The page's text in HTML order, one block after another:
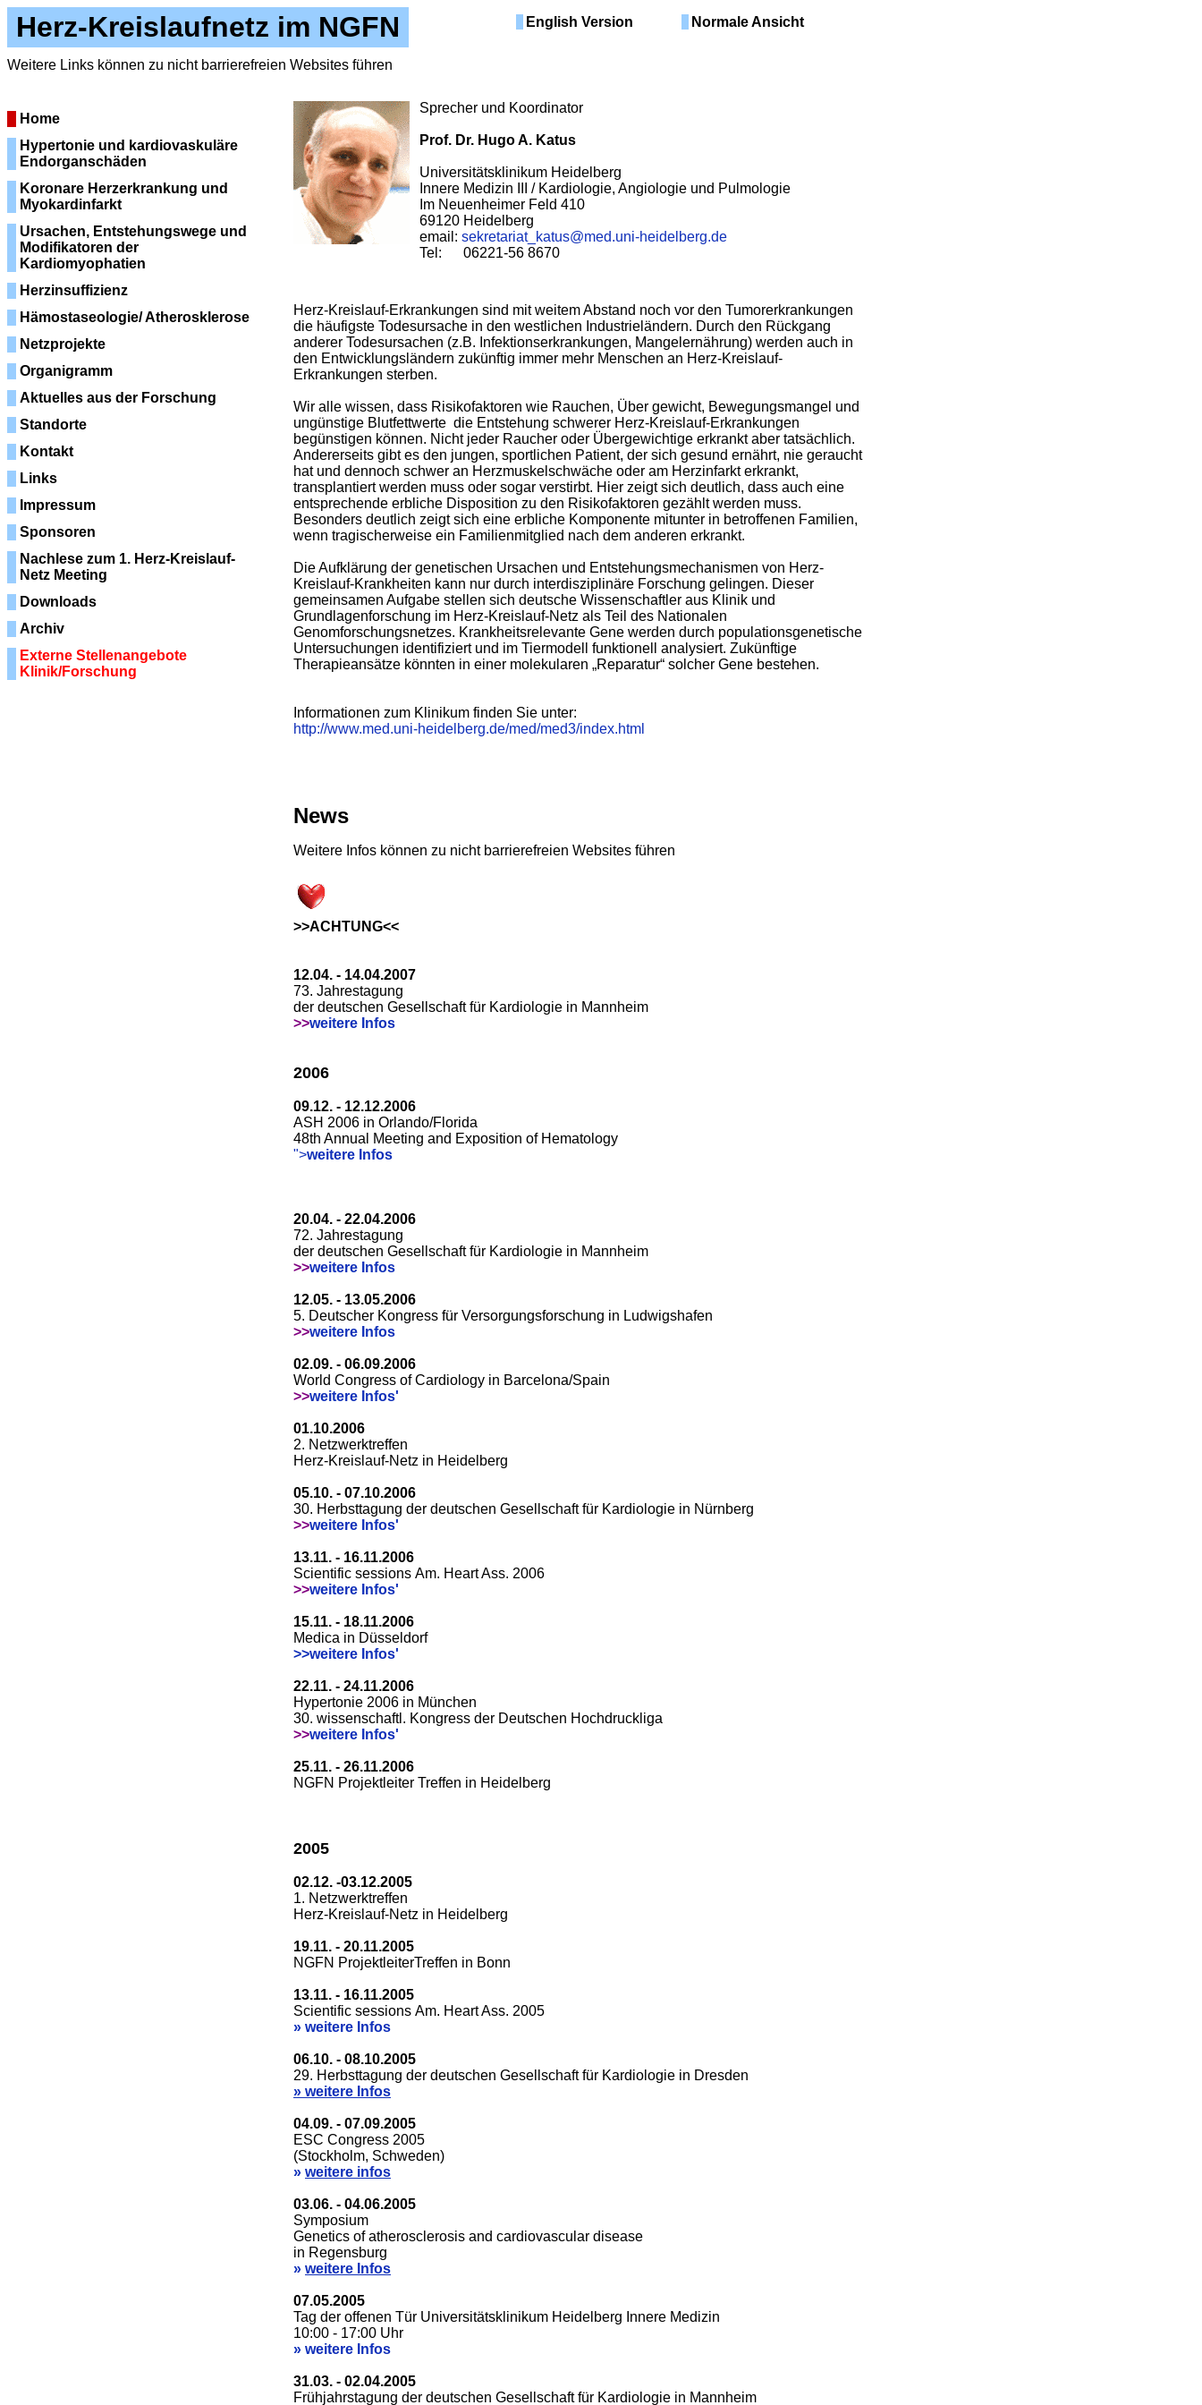
Herz-Kreislaufnetz im NGFN English Version Normale Ansicht
Weitere Links können zu nicht barrierefreien Websites führen
Home
Hypertonie und kardiovaskuläre
Endorganschäden
Koronare Herzerkrankung und
Myokardinfarkt
Ursachen, Entstehungswege und
Modifikatoren der
Kardiomyophatien
Herzinsuffizienz
Hämostaseologie/ Atherosklerose
Netzprojekte
Organigramm
Aktuelles aus der Forschung
Standorte
Kontakt
Links
Impressum
Sponsoren
Nachlese zum 1. Herz-Kreislauf-
Netz Meeting
Downloads
Archiv
Externe Stellenangebote
Klinik/Forschung
Sprecher und Koordinator
Prof. Dr. Hugo A. Katus
Universitätsklinikum Heidelberg
Innere Medizin III / Kardiologie, Angiologie und Pulmologie
Im Neuenheimer Feld 410
69120 Heidelberg
email: sekretariat_katus@med.uni-heidelberg.de
Tel: 06221-56 8670
Herz-Kreislauf-Erkrankungen sind mit weitem Abstand noch vor den Tumorerkrankungen
die häufigste Todesursache in den westlichen Industrieländern. Durch den Rückgang
anderer Todesursachen (z.B. Infektionserkrankungen, Mangelernährung) werden auch in
den Entwicklungsländern zukünftig immer mehr Menschen an Herz-Kreislauf-
Erkrankungen sterben.
Wir alle wissen, dass Risikofaktoren wie Rauchen, Über gewicht, Bewegungsmangel und
ungünstige Blutfettwerte die Entstehung schwerer Herz-Kreislauf-Erkrankungen
begünstigen können. Nicht jeder Raucher oder Über­gewichtige erkrankt aber tatsächlich.
Andererseits gibt es den jungen, sportlichen Patient, der sich gesund ernährt, nie geraucht
hat und dennoch schwer an Herzmuskelschwäche oder am Herzinfarkt erkrankt,
transplantiert werden muss oder sogar verstirbt. Hier zeigt sich deutlich, dass auch eine
entsprechende erbliche Disposition zu den Risikofaktoren gezählt werden muss.
Besonders deutlich zeigt sich eine erbliche Komponente mitunter in betroffenen Familien,
wenn tragischerweise ein Familienmitglied nach dem anderen erkrankt.
Die Aufklärung der genetischen Ursachen und Entstehungsmechanismen von Herz-
Kreislauf-Krankheiten kann nur durch interdisziplinäre Forschung gelingen. Dieser
gemeinsamen Aufgabe stellen sich deutsche Wissenschaftler aus Klinik und
Grundlagenforschung im Herz-Kreislauf-Netz als Teil des Nationalen
Genomforschungsnetzes. Krankheitsrelevante Gene werden durch populationsgenetische
Untersuchungen identifiziert und im Tiermodell funktionell analysiert. Zukünftige
Therapieansätze könnten in einer molekularen „Reparatur“ solcher Gene bestehen.
Informationen zum Klinikum finden Sie unter:
http://www.med.uni-heidelberg.de/med/med3/index.html
News
Weitere Infos können zu nicht barrierefreien Websites führen
>>ACHTUNG<<
12.04. - 14.04.2007
73. Jahrestagung
der deutschen Gesellschaft für Kardiologie in Mannheim
>>weitere Infos
2006
09.12. - 12.12.2006
ASH 2006 in Orlando/Florida
48th Annual Meeting and Exposition of Hematology
">weitere Infos
20.04. - 22.04.2006
72. Jahrestagung
der deutschen Gesellschaft für Kardiologie in Mannheim
>>weitere Infos
12.05. - 13.05.2006
5. Deutscher Kongress für Versorgungsforschung in Ludwigshafen
>>weitere Infos
02.09. - 06.09.2006
World Congress of Cardiology in Barcelona/Spain
>>weitere Infos'
01.10.2006
2. Netzwerktreffen
Herz-Kreislauf-Netz in Heidelberg
05.10. - 07.10.2006
30. Herbsttagung der deutschen Gesellschaft für Kardiologie in Nürnberg
>>weitere Infos'
13.11. - 16.11.2006
Scientific sessions Am. Heart Ass. 2006
>>weitere Infos'
15.11. - 18.11.2006
Medica in Düsseldorf
>>weitere Infos'
22.11. - 24.11.2006
Hypertonie 2006 in München
30. wissenschaftl. Kongress der Deutschen Hochdruckliga
>>weitere Infos'
25.11. - 26.11.2006
NGFN Projektleiter Treffen in Heidelberg
2005
02.12. -03.12.2005
1. Netzwerktreffen
Herz-Kreislauf-Netz in Heidelberg
19.11. - 20.11.2005
NGFN ProjektleiterTreffen in Bonn
13.11. - 16.11.2005
Scientific sessions Am. Heart Ass. 2005
» weitere Infos
06.10. - 08.10.2005
29. Herbsttagung der deutschen Gesellschaft für Kardiologie in Dresden
» weitere Infos
04.09. - 07.09.2005
ESC Congress 2005
(Stockholm, Schweden)
» weitere infos
03.06. - 04.06.2005
Symposium
Genetics of atherosclerosis and cardiovascular disease
in Regensburg
» weitere Infos
07.05.2005
Tag der offenen Tür Universitätsklinikum Heidelberg Innere Medizin
10:00 - 17:00 Uhr
» weitere Infos
31.03. - 02.04.2005
Frühjahrstagung der deutschen Gesellschaft für Kardiologie in Mannheim